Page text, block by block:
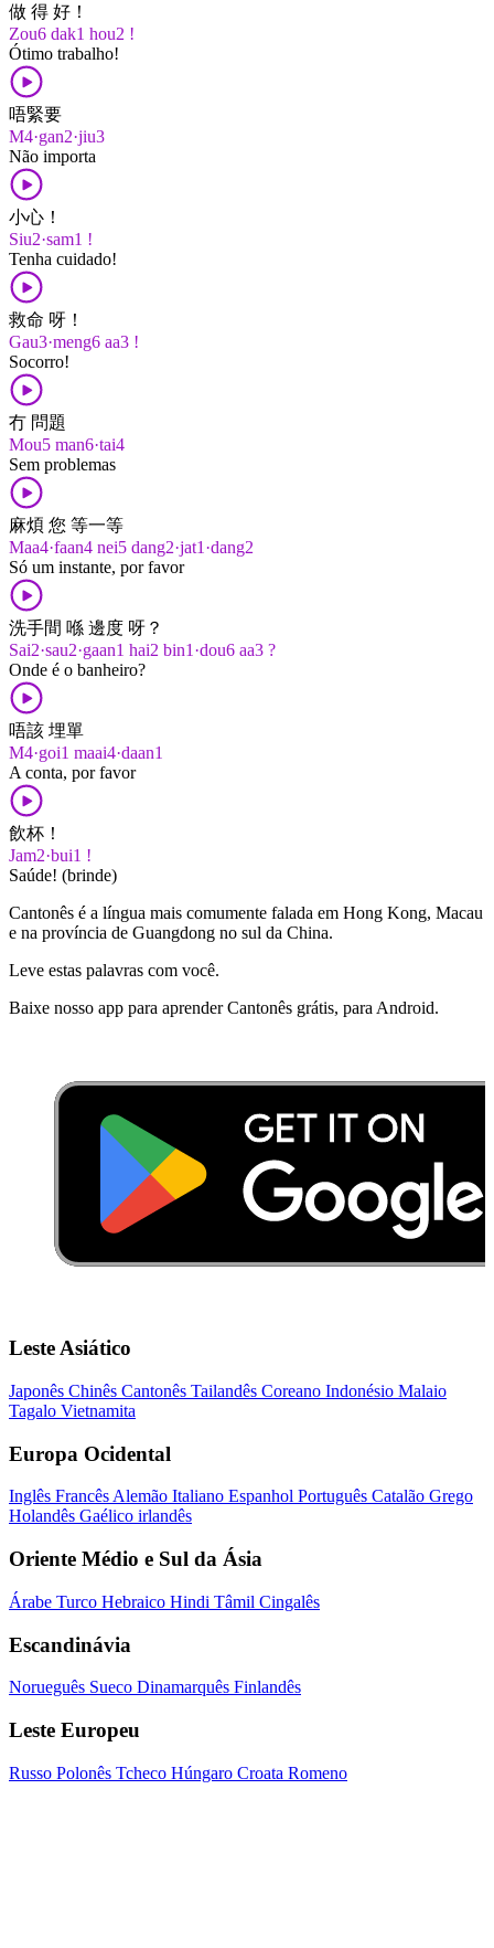
做 得 好！
Zou6 dak1 hou2 !
Ótimo trabalho!
唔緊要
M4·gan2·jiu3
Não importa
小心！
Siu2·sam1 !
Tenha cuidado!
救命 呀！
Gau3·meng6 aa3 !
Socorro!
冇 問題
Mou5 man6·tai4
Sem problemas
麻煩 您 等一等
Maa4·faan4 nei5 dang2·jat1·dang2
Só um instante, por favor
洗手間 喺 邊度 呀？
Sai2·sau2·gaan1 hai2 bin1·dou6 aa3 ?
Onde é o banheiro?
唔該 埋單
M4·goi1 maai4·daan1
A conta, por favor
飲杯！
Jam2·bui1 !
Saúde! (brinde)
Cantonês é a língua mais comumente falada em Hong Kong, Macau
e na província de Guangdong no sul da China.
Leve estas palavras com você.
Baixe nosso app para aprender Cantonês grátis, para Android.
Leste Asiático
Japonês Chinês Cantonês Tailandês Coreano Indonésio Malaio
Tagalo Vietnamita
Europa Ocidental
Inglês FrancêsAlemão Italiano Espanhol Português Catalão Grego
Holandês Gaélico irlandês
Oriente Médio e Sul da Ásia
Árabe Turco Hebraico Hindi Tâmil Cingalês
Escandinávia
Norueguês Sueco Dinamarquês Finlandês
Leste Europeu
Russo Polonês Tcheco Húngaro Croata Romeno